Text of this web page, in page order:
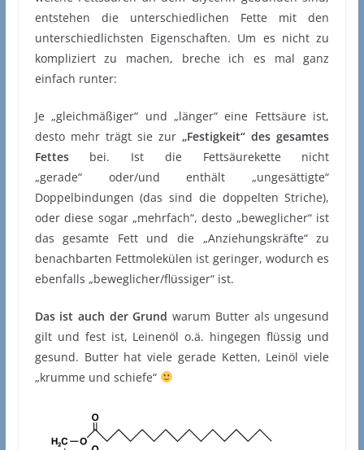
entstehen die unterschiedlichen Fette mit den
unterschiedlichsten Eigenschaften. Um es nicht zu
kompliziert zu machen, breche ich es mal ganz
einfach runter:
Je „gleichmäßiger“ und „länger“ eine Fettsäure ist,
desto mehr trägt sie zur„Festigkeit“ des gesamtes
Fettesbei. Ist die Fettsäurekette nicht
„gerade“ oder/und enthält „ungesättigte“
Doppelbindungen (das sind die doppelten Striche),
oder diese sogar „mehrfach“, desto „beweglicher“ ist
das gesamte Fett und die „Anziehungskräfte“ zu
benachbarten Fettmolekülen ist geringer, wodurch es
ebenfalls „beweglicher/flüssiger“ ist.
Das ist auch der Grund warum Butter als ungesund
gilt und fest ist, Leinenöl o.ä. hingegen flüssig und
gesund. Butter hat viele gerade Ketten, Leinöl viele
„krumme und schiefe“